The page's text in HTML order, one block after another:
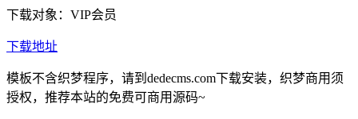
下载对象：VIP会员
下载地址
模板不含织梦程序，请到dedecms.com下载安装，织梦商用须
授权，推荐本站的免费可商用源码~